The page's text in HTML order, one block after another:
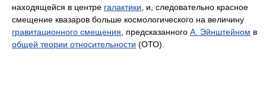
находящейся в центре галактики , и, следовательно красное
смещение квазаров больше космологического на величину
гравитационного смещения , предсказанного А. Эйнштейном в
общей теории относительности (ОТО).